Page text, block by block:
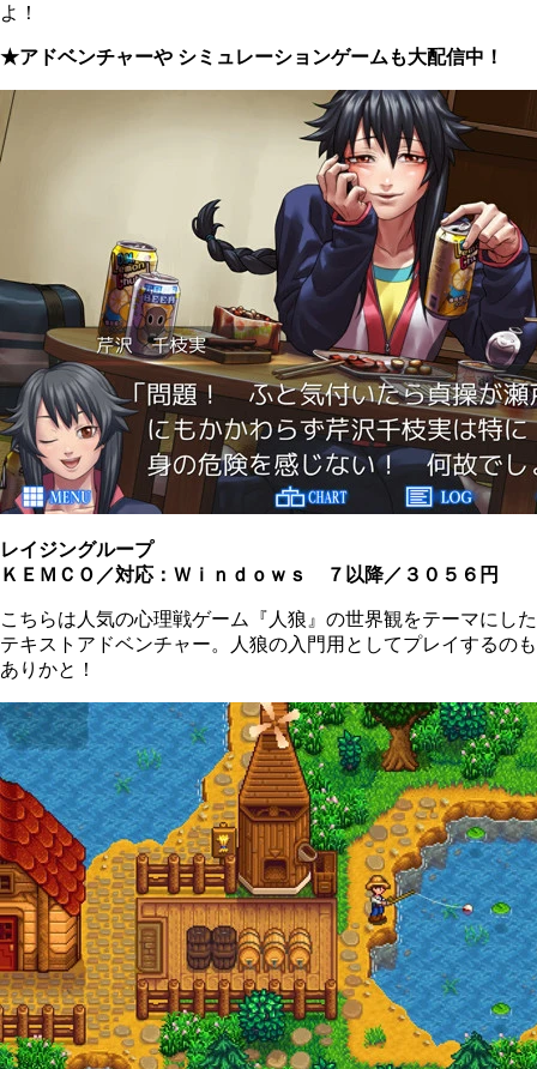
よ！
★アドベンチャーや シミュレーションゲームも大配信中！
レイジングループ
ＫＥＭＣＯ／対応：Ｗｉｎｄｏｗｓ ７以降／３０５６円
こちらは人気の心理戦ゲーム『人狼』の世界観をテーマにした
テキストアドベンチャー。人狼の入門用としてプレイするのも
ありかと！